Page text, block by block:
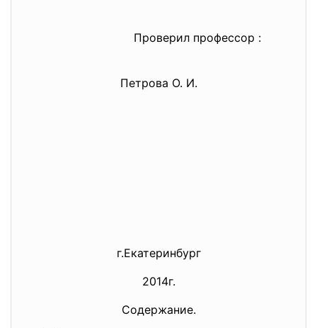
Проверил профессор :
Петрова О. И.
г.Екатеринбург
2014г.
Содержание.